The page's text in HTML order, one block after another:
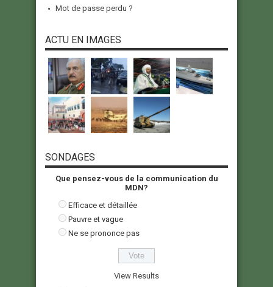
Mot de passe perdu ?
ACTU EN IMAGES
SONDAGES
Que pensez-vous de la communication du
MDN?
Efficace et détaillée
Pauvre et vague
Ne se prononce pas
View Results